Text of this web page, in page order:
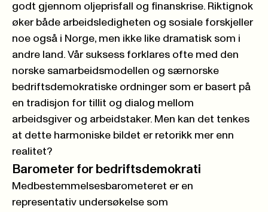
godt gjennom oljeprisfall og finanskrise. Riktignok
øker både arbeidsledigheten og sosiale forskjeller
noe også i Norge, men ikke like dramatisk som i
andre land. Vår suksess forklares ofte med den
norske samarbeidsmodellen og særnorske
bedriftsdemokratiske ordninger som er basert på
en tradisjon for tillit og dialog mellom
arbeidsgiver og arbeidstaker. Men kan det tenkes
at dette harmoniske bildet er retorikk mer enn
realitet?
Barometer for bedriftsdemokrati
Medbestemmelsesbarometeret er en
representativ undersøkelse som